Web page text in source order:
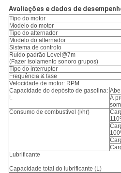
Avaliações e dados de
Tipo do motor
Modelo do motor
Tipo do alternador
Modelo do alternador
Sistema de controlo
Ruído padrão Level@7m
(Fazer isolamento sonoro grupos)
Tipo do interruptor
Frequência & fase
Velocidade de motor: RPM
Capacidade do depósito de gasolina:
L
À
som
Consumo de combustível (l/hr)
Lubrificante
Capacidade total do lubrificante (L)